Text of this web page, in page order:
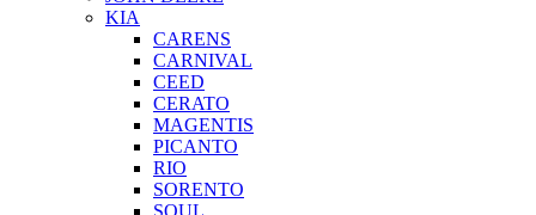
KIA
CARENS
CARNIVAL
CEED
CERATO
MAGENTIS
PICANTO
RIO
SORENTO
SOUL